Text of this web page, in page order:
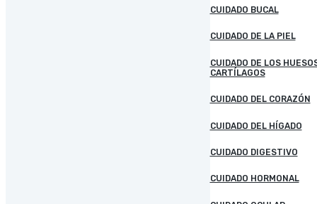
CUIDADO BUCAL
CUIDADO DE LA PIEL
CUIDADO DE LOS
CARTÍLAGOS
CUIDADO DEL CORAZÓN
CUIDADO DEL HÍGADO
CUIDADO DIGESTIVO
CUIDADO HORMONAL